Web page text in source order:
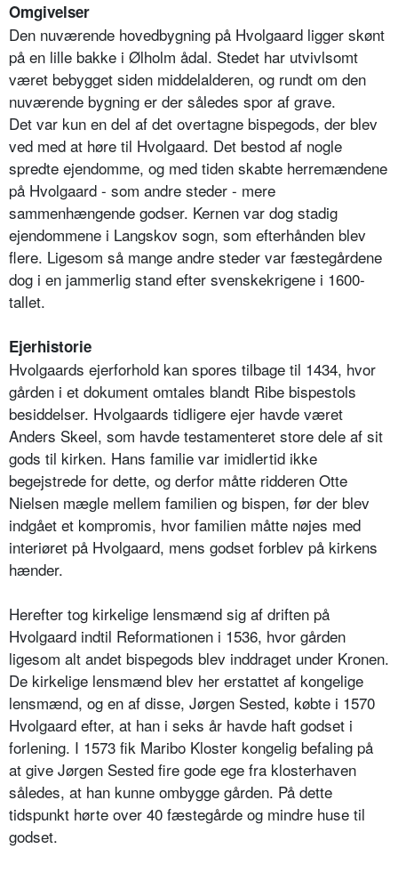
Omgivelser
Den nuværende hovedbygning på Hvolgaard ligger skønt
på en lille bakke i Ølholm ådal. Stedet har utvivlsomt
været bebygget siden middelalderen, og rundt om den
nuværende bygning er der således spor af grave.
Det var kun en del af det overtagne bispegods, der blev
ved med at høre til Hvolgaard. Det bestod af nogle
spredte ejendomme, og med tiden skabte herremændene
på Hvolgaard - som andre steder - mere
sammenhængende godser. Kernen var dog stadig
ejendommene i Langskov sogn, som efterhånden blev
flere. Ligesom så mange andre steder var fæstegårdene
dog i en jammerlig stand efter svenskekrigene i 1600-
tallet.
Ejerhistorie
Hvolgaards ejerforhold kan spores tilbage til 1434, hvor
gården i et dokument omtales blandt Ribe bispestols
besiddelser. Hvolgaards tidligere ejer havde været
Anders Skeel, som havde testamenteret store dele af sit
gods til kirken. Hans familie var imidlertid ikke
begejstrede for dette, og derfor måtte ridderen Otte
Nielsen mægle mellem familien og bispen, før der blev
indgået et kompromis, hvor familien måtte nøjes med
interiøret på Hvolgaard, mens godset forblev på kirkens
hænder.
Herefter tog kirkelige lensmænd sig af driften på
Hvolgaard indtil Reformationen i 1536, hvor gården
ligesom alt andet bispegods blev inddraget under Kronen.
De kirkelige lensmænd blev her erstattet af kongelige
lensmænd, og en af disse, Jørgen Sested, købte i 1570
Hvolgaard efter, at han i seks år havde haft godset i
forlening. I 1573 fik Maribo Kloster kongelig befaling på
at give Jørgen Sested fire gode ege fra klosterhaven
således, at han kunne ombygge gården. På dette
tidspunkt hørte over 40 fæstegårde og mindre huse til
godset.